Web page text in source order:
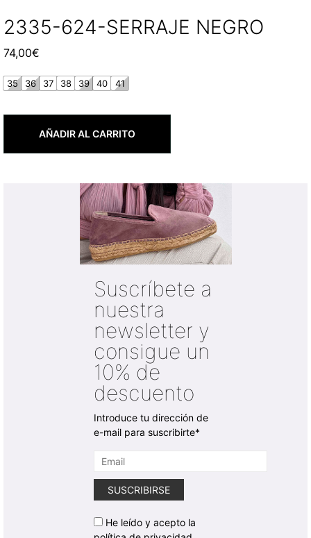
2335-624-SERRAJE NEGRO
74,00€
35 36 37 38 39 40 41
AÑADIR AL CARRITO
Suscríbete a
nuestra
newsletter y
consigue un
10% de
descuento
Introduce tu dirección de
e-mail para suscribirte*
He leído y acepto la